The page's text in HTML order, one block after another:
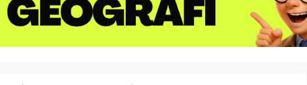
Pembahasan Soal OSN-K Geografi 2025 No 46-50
Pembahasan Soal OSN-K Geografi 2025 No 41-45